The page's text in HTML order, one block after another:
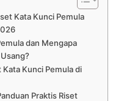
Kata Kunci Pemula
dan Mengapa
Kunci Pemula di
Praktis Riset